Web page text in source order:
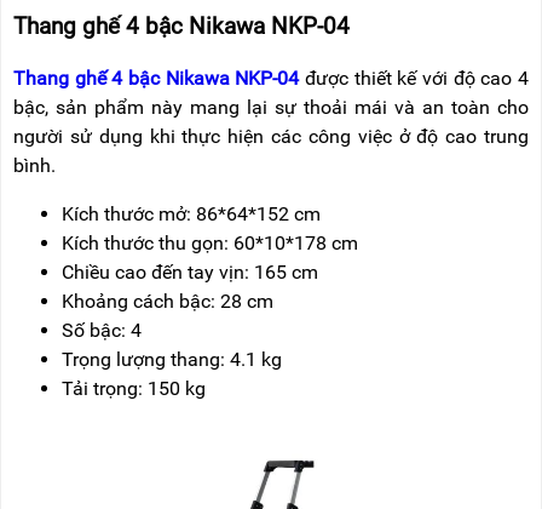
Thang ghế 4 bậc Nikawa NKP-04
Thang ghế 4 bậc Nikawa NKP-04được thiết kế với độ cao 4
bậc, sản phẩm này mang lại sự thoải mái và an toàn cho
người sử dụng khi thực hiện các công việc ở độ cao trung
bình.
Kích thước mở: 86*64*152 cm
Kích thước thu gọn: 60*10*178 cm
Chiều cao đến tay vịn: 165 cm
Khoảng cách bậc: 28 cm
Số bậc: 4
Trọng lượng thang: 4.1 kg
Tải trọng: 150 kg